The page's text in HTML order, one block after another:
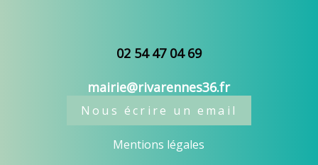
02 54 47 04 69
mairie@rivarennes36.fr
Nous écrire un email
Mentions légales